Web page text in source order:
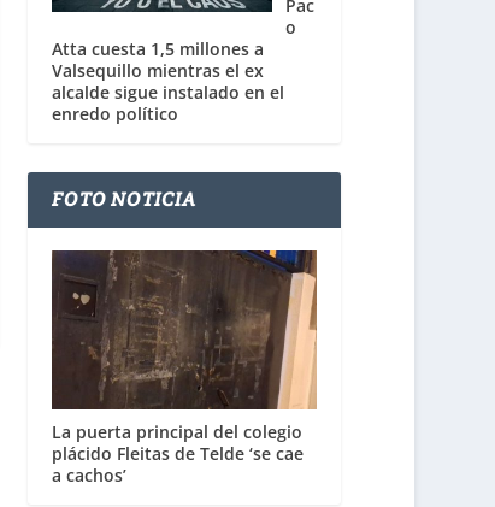
Pac
o
Atta cuesta 1,5 millones a
Valsequillo mientras el ex
alcalde sigue instalado en el
enredo político
FOTO NOTICIA
La puerta principal del colegio
plácido Fleitas de Telde ‘se cae
a cachos’